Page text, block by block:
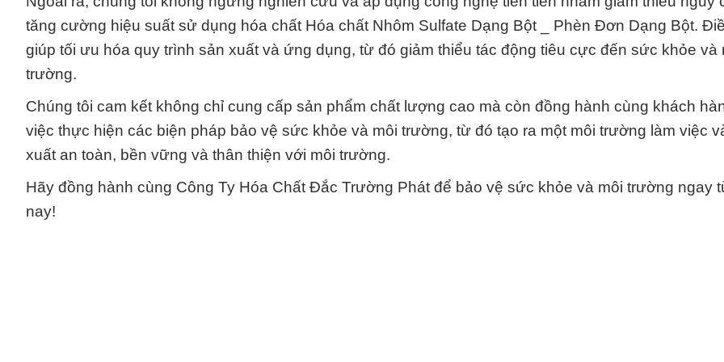
tăng cường hiệu suất sử dụng hóa chất Hóa chất Nhôm Sulfate Dạng Bột _ Phèn Đơn Dạng Bột.
giúp tối ưu hóa quy trình sản xuất và ứng dụng, từ đó giảm thiểu tác động tiêu cực đến sức khỏe và
trường.
Chúng tôi cam kết không chỉ cung cấp sản phẩm chất lượng cao mà còn đồng hành cùng khách
việc thực hiện các biện pháp bảo vệ sức khỏe và môi trường, từ đó tạo ra một môi trường làm việc
xuất an toàn, bền vững và thân thiện với môi trường.
Hãy đồng hành cùng Công Ty Hóa Chất Đắc Trường Phát để bảo vệ sức khỏe và môi trường ngay
nay!